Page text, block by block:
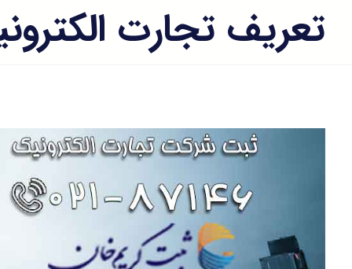
تعریف تجارت